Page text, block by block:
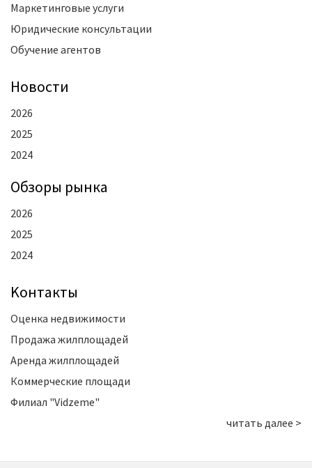
Маркетинговые услуги
Юридические консультации
Обучение агентов
Новости
2026
2025
2024
Oбзоры рынка
2026
2025
2024
Kонтакты
Оценка недвижимости
Продажа жилплощадей
Аренда жилплощадей
Коммерческие площади
Филиал "Vidzeme"
читать далее >